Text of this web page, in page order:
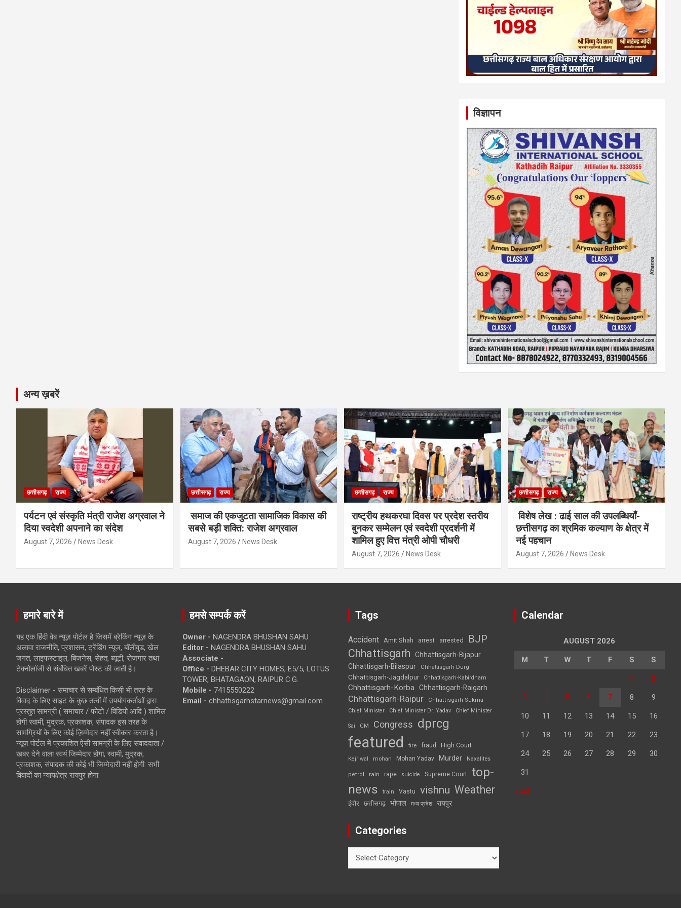
विज्ञापन
अन्य ख़बरें
छत्तीसगढ़ राज्य
पर्यटन एवं संस्कृति मंत्री राजेश अग्रवाल ने
दिया स्वदेशी अपनाने का संदेश
August 7, 2026 News Desk
छत्तीसगढ़ राज्य
समाज की एकजुटता सामाजिक विकास की
सबसे बड़ी शक्ति: राजेश अग्रवाल
August 7, 2026 News Desk
छत्तीसगढ़ राज्य
राष्ट्रीय हथकरघा दिवस पर प्रदेश स्तरीय
बुनकर सम्मेलन एवं स्वदेशी प्रदर्शनी में
शामिल हुए वित्त मंत्री ओपी चौधरी
August 7, 2026 News Desk
छत्तीसगढ़ राज्य
विशेष लेख : ढाई साल की उपलब्धियाँ-
छत्तीसगढ़ का श्रमिक कल्याण के क्षेत्र में
नई पहचान
August 7, 2026 News Desk
हमारे बारे में
यह एक हिंदी वेब न्यूज़ पोर्टल है जिसमें ब्रेकिंग न्यूज़ के
अलावा राजनीति, प्रशासन, ट्रेंडिंग न्यूज, बॉलीवुड, खेल
जगत, लाइफस्टाइल, बिजनेस, सेहत, ब्यूटी, रोजगार तथा
टेक्नोलॉजी से संबंधित खबरें पोस्ट की जाती है।
Disclaimer - समाचार से सम्बंधित किसी भी तरह के
विवाद के लिए साइट के कुछ तत्वों में उपयोगकर्ताओं द्वारा
प्रस्तुत सामग्री ( समाचार / फोटो / विडियो आदि ) शामिल
होगी स्वामी, मुद्रक, प्रकाशक, संपादक इस तरह के
सामग्रियों के लिए कोई ज़िम्मेदार नहीं स्वीकार करता है।
न्यूज़ पोर्टल में प्रकाशित ऐसी सामग्री के लिए संवाददाता /
खबर देने वाला स्वयं जिम्मेदार होगा, स्वामी, मुद्रक,
प्रकाशक, संपादक की कोई भी जिम्मेदारी नहीं होगी. सभी
विवादों का न्यायक्षेत्र रायपुर होगा
हमसे सम्पर्क करें
Owner - NAGENDRA BHUSHAN SAHU
Editor - NAGENDRA BHUSHAN SAHU
Associate -
Office - DHEBAR CITY HOMES, E5/5, LOTUS
TOWER, BHATAGAON, RAIPUR C.G.
Mobile - 7415550222
Email - chhattisgarhstarnews@gmail.com
Tags
Accident Amit Shah arrest arrested BJP
Chhattisgarh
Chhattisgarh-Bijapur
Chhattisgarh-Bilaspur
Chhattisgarh-Durg
Chhattisgarh-Jagdalpur Chhattisgarh-Kabirdham
Chhattisgarh-Korba Chhattisgarh-Raigarh
Chhattisgarh-Raipur
Chhattisgarh-Sukma
Chief Minister
Chief Minister Dr. Yadav Chief Minister
Sai CM Congress dprcg
featured fire fraud High Court
Kejriwal mohan Mohan Yadav Murder Naxalites
petrol rain rape suicide Supreme Court top-
news
train Vastu vishnu Weather
इंदौर छत्तीसगढ़ भोपाल मध्य प्रदेश रायपुर
Categories
Calendar
AUGUST 2026
M T W T F S S
1 2
3 4 5 6 7 8 9
10 11 12 13 14 15 16
17 18 19 20 21 22 23
24 25 26 27 28 29 30
31
« Jul